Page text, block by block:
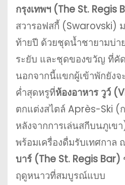
กรุงเทพฯ (The St. Regis
สวารอฟสกี้ (Swarovski)
ท้ายปี ด้วยชุดน้ำชายามบ่า
ระยับ และชุดของขวัญ ที่คั
นอกจากนี้แขกผู้เข้าพักยัง
ค่ำสุดหรูที่ห้องอาหาร วูว์
ตกแต่งสไตล์ Après-Ski (
หลังจากการเล่นสกีบนภูเข
พร้อมเครื่องดื่มรับเทศกาล
บาร์ (The St. Regis Bar)
ฤดูหนาวที่สมบูรณ์แบบ